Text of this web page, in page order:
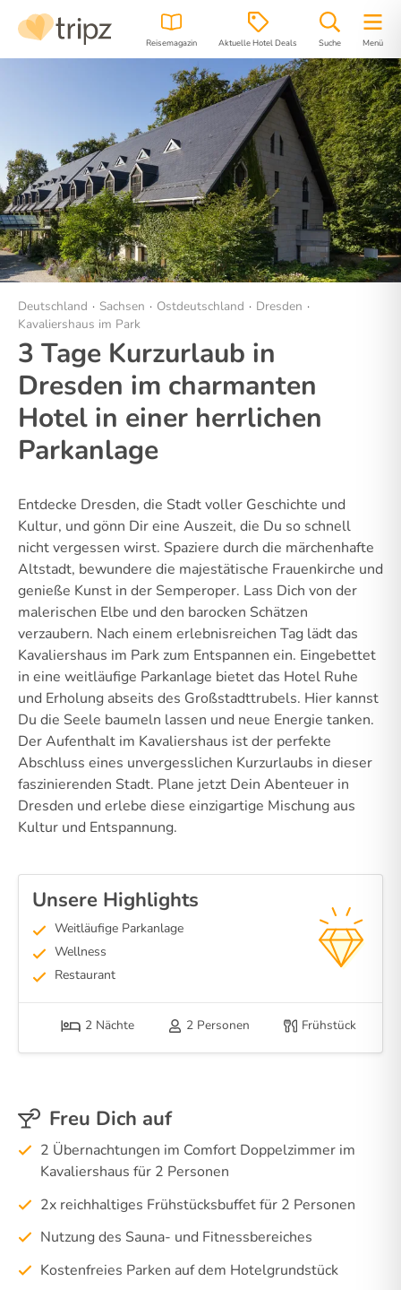
Reisemagazin Aktuelle Hotel Deals Suche Menü
Hotel Bilder Region Lage
Deutschland Sachsen Ostdeutschland
Dresden
Kavaliershaus im Park
3 Tage Kurzurlaub in
Dresden im charmanten
Hotel in einer herrlichen
Parkanlage
Entdecke Dresden, die Stadt voller Geschichte und
Kultur, und gönn Dir eine Auszeit, die Du so schnell
nicht vergessen wirst. Spaziere durch die märchenhafte
Altstadt, bewundere die majestätische Frauenkirche und
genieße Kunst in der Semperoper. Lass Dich von der
malerischen Elbe und den barocken Schätzen
verzaubern. Nach einem erlebnisreichen Tag lädt das
Kavaliershaus im Park zum Entspannen ein. Eingebettet
in eine weitläufige Parkanlage bietet das Hotel Ruhe
und Erholung abseits des Großstadttrubels. Hier kannst
Du die Seele baumeln lassen und neue Energie tanken.
Der Aufenthalt im Kavaliershaus ist der perfekte
Abschluss eines unvergesslichen Kurzurlaubs in dieser
faszinierenden Stadt. Plane jetzt Dein Abenteuer in
Dresden und erlebe diese einzigartige Mischung aus
Kultur und Entspannung.
Unsere Highlights
Weitläufige Parkanlage
Wellness
Restaurant
2 Nächte 2 Personen Frühstück
Freu Dich auf
2 Übernachtungen im Comfort Doppelzimmer im
Kavaliershaus für 2 Personen
2x reichhaltiges Frühstücksbuffet für 2 Personen
Nutzung des Sauna- und Fitnessbereiches
Kostenfreies Parken auf dem Hotelgrundstück